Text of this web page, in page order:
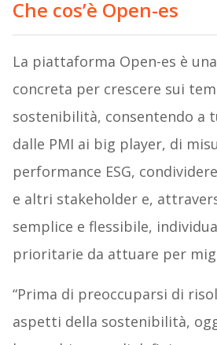
Che cos’è Open-es
La piattaforma Open-es è
concreta per crescere sui
sostenibilità, consentendo a
dalle PMI ai big player, di
performance ESG,
e altri stakeholder e,
semplice e flessibile,
prioritarie da attuare per
“Prima di preoccuparsi di
aspetti della sostenibilità,